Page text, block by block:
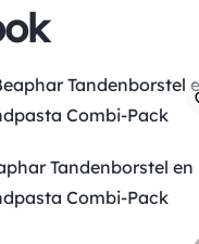
Tandenborstel en
Combi-Pack